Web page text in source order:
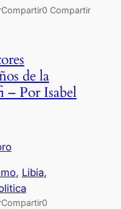
Compartir
de la
– Por Isabel
, Libia